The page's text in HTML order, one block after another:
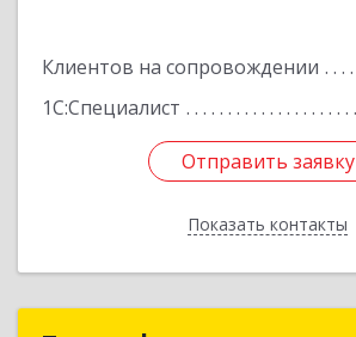
Клиентов на сопровождении
1С:Специалист
Отправить заявку
Показать контакты
Отправить заявку
Назад